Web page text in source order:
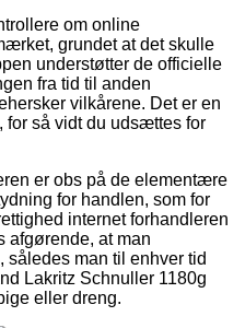
om online
grundet at det skulle
understøtter de officielle
fra tid til anden
vilkårene. Det er en
for så vidt du udsættes for
er obs på de elementære
for handlen, som for
internet forhandleren
afgørende, at man
man til enhver tid
Lakritz Schnuller 1180g
eller dreng.